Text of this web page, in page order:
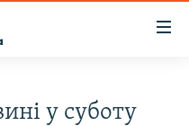
у суботу